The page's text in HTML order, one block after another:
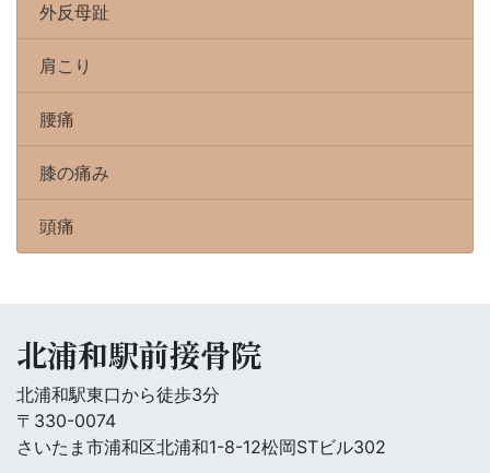
外反母趾
肩こり
腰痛
膝の痛み
頭痛
北浦和駅前接骨院
北浦和駅東口から徒歩3分
〒330-0074
さいたま市浦和区北浦和1-8-12松岡STビル302